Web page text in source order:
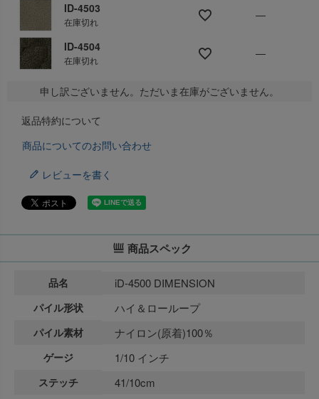
ID-4503
在庫切れ
—
ID-4504
在庫切れ
—
申し訳ございません。ただいま在庫がございません。
返品特約について
商品についてのお問い合わせ
レビューを書く
商品スペック
品名 iD-4500 DIMENSION
パイル形状 ハイ＆ローループ
パイル素材 ナイロン(原着)100％
ゲージ 1/10 インチ
ステッチ 41/10cm